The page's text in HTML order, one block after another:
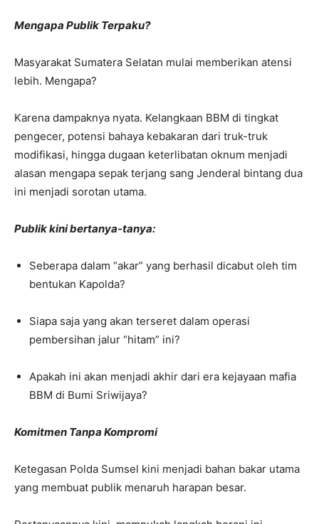
Mengapa Publik Terpaku?
Masyarakat Sumatera Selatan mulai memberikan atensi
lebih. Mengapa?
Karena dampaknya nyata. Kelangkaan BBM di tingkat
pengecer, potensi bahaya kebakaran dari truk-truk
modifikasi, hingga dugaan keterlibatan oknum menjadi
alasan mengapa sepak terjang sang Jenderal bintang dua
ini menjadi sorotan utama.
Publik kini bertanya-tanya:
Seberapa dalam “akar” yang berhasil dicabut oleh tim
bentukan Kapolda?
Siapa saja yang akan terseret dalam operasi
pembersihan jalur “hitam” ini?
Apakah ini akan menjadi akhir dari era kejayaan mafia
BBM di Bumi Sriwijaya?
Komitmen Tanpa Kompromi
Ketegasan Polda Sumsel kini menjadi bahan bakar utama
yang membuat publik menaruh harapan besar.